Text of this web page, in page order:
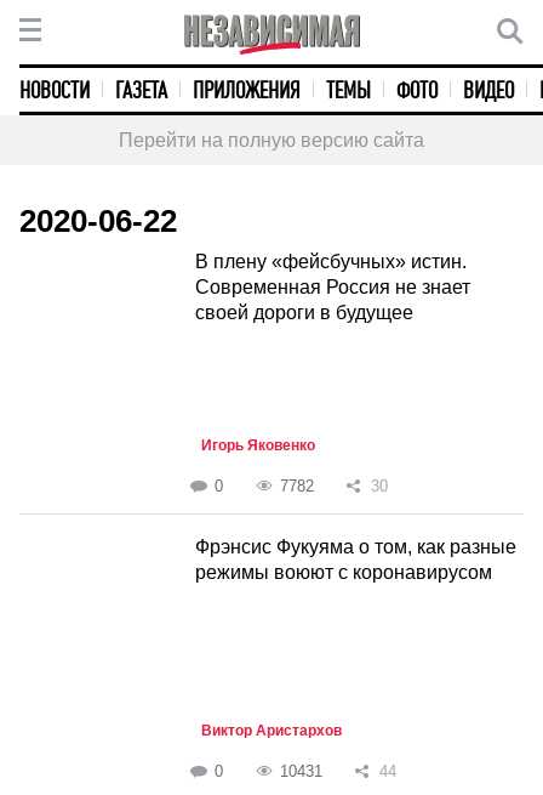
НОВОСТИ ГАЗЕТА ПРИЛОЖЕНИЯ ТЕМЫ ФОТО ВИДЕО
Перейти на полную версию сайта
2020-06-22
В плену «фейсбучных» истин.
Современная Россия не знает
своей дороги в будущее
Игорь Яковенко
0 7782 30
Фрэнсис Фукуяма о том, как разные
режимы воюют с коронавирусом
Виктор Аристархов
0 10431 44